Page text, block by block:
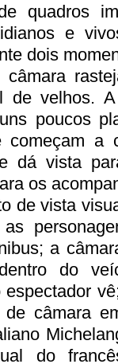
quadros
e
dois
de velhos.
poucos
a
dá vista
os
de vista
a
do
câmara
do